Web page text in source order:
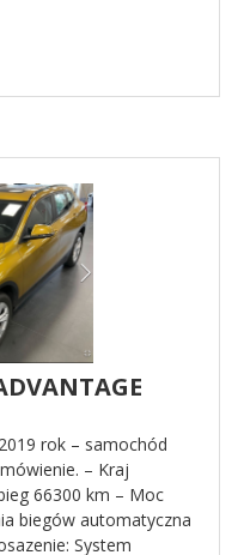
rok – samochód
– Kraj
66300 km – Moc
biegów automatyczna
System